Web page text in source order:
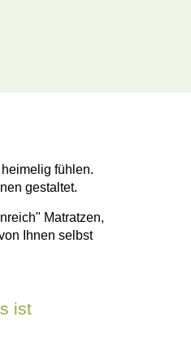
fühlen.
gestaltet.
Matratzen,
Ihnen selbst
ist